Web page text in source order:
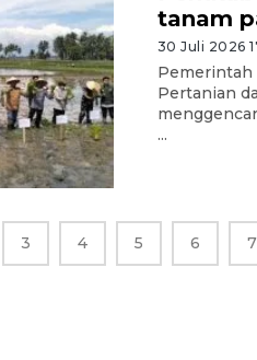
tanam
30 Juli 2026
Pemerintah
Pertanian
...
3 4 5 6 7